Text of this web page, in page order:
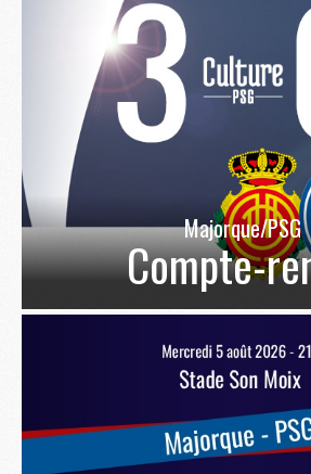
Majorque/PSG
Compte-